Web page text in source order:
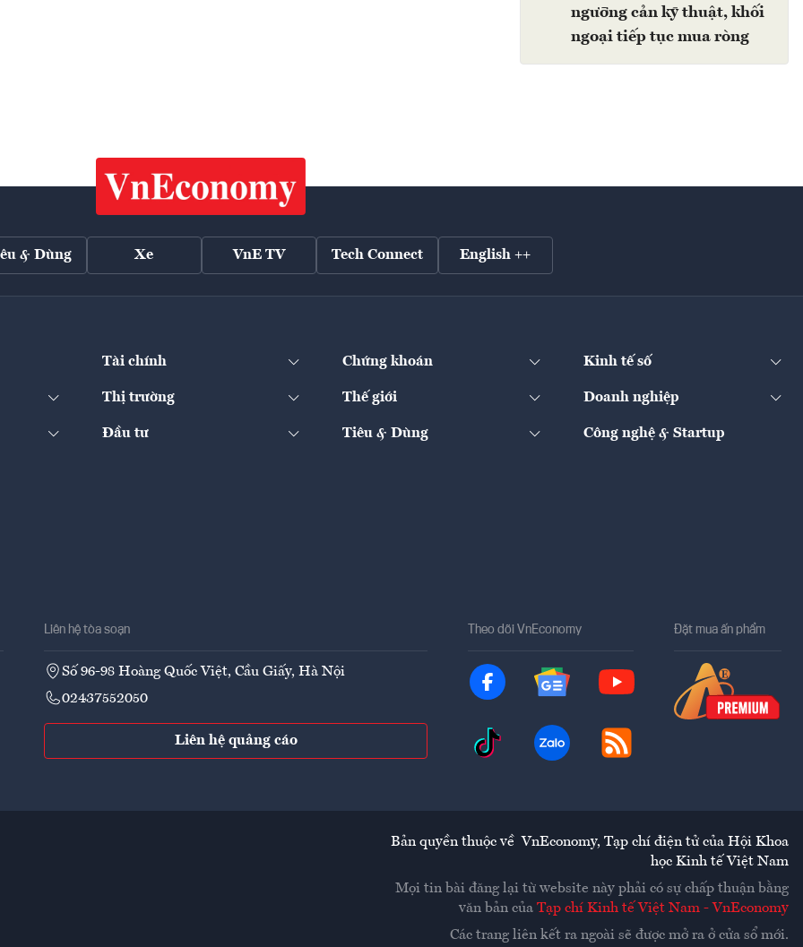
ngưỡng cản kỹ thuật, khối
ngoại tiếp tục mua ròng
& Dùng Xe VnE TV Tech Connect English ++
Tài chính Chứng khoán Kinh tế số
Thị trường Thế giới Doanh nghiệp
Đầu tư Tiêu & Dùng Công nghệ & Startup
Liên hệ tòa soạn
Số 96-98 Hoàng Quốc Việt, Cầu Giấy, Hà Nội
02437552050
Liên hệ quảng cáo
Theo dõi VnEconomy Đặt mua ấn phẩm
Bản quyền thuộc về VnEconomy, Tạp chí điện tử của Hội Khoa
học Kinh tế Việt Nam
Mọi tin bài đăng lại từ website này phải có sự chấp thuận bằng
văn bản của Tạp chí Kinh tế Việt Nam - VnEconomy
Các trang liên kết ra ngoài sẽ được mở ra ở cửa sổ mới.